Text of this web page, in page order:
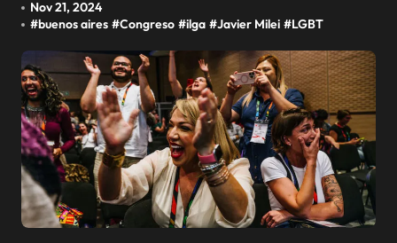
Nov 21, 2024
#buenos aires #Congreso #ilga #Javier Milei #LGBT